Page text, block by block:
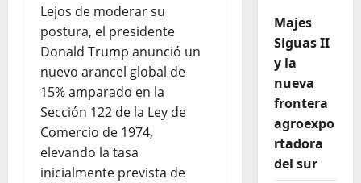
Lejos de moderar su
postura, el presidente
Donald Trump anunció un
nuevo arancel global de
15% amparado en la
Sección 122 de la Ley de
Comercio de 1974,
elevando la tasa
inicialmente prevista de
Majes
Siguas II
y la
nueva
frontera
agroexpo
rtadora
del sur